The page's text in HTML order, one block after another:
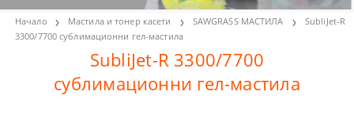
Начало Мастила и тонер касети SAWGRASS МАСТИЛА
SubliJet-R
3300/7700 сублимационни гел-мастила
SubliJet-R 3300/7700
сублимационни гел-мастила